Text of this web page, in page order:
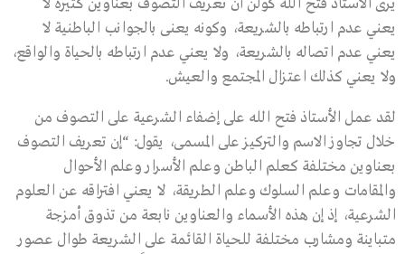
يرى الأستاذ فتح الله كولن أن تعريف التصوف بعناوين كثيرة لا
يعني عدم ارتباطه بالشريعة، وكونه يعنى بالجوانب الباطنية لا
يعني عدم اتصاله بالشريعة، ولا يعني عدم ارتباطه بالحياة والواقع،
ولا يعني كذلك اعتزال المجتمع والعيش.
لقد عمل الأستاذ فتح الله على إضفاء الشرعية على التصوف من
خلال تجاوز الاسم والتركيز على المسمى، يقول: “إن تعريف التصوف
بعناوين مختلفة كعلم الباطن وعلم الأسرار وعلم الأحوال
والمقامات وعلم السلوك وعلم الطريقة، لا يعني افتراقه عن العلوم
الشرعية، إذ إن هذه الأسماء والعناوين نابعة من تذوق أمزجة
متباينة ومشارب مختلفة للحياة القائمة على الشريعة طوال عصور